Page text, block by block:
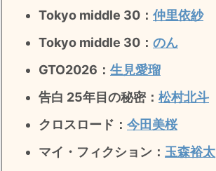
田中圭
女子アナ衣装
・バラエティ番組衣裳
Tokyo middle 30： 仲里依紗
Tokyo middle 30： のん
GTO2026： 生見愛瑠
告白 25年目の秘密： 松村北斗
クロスロード： 今田美桜
マイ・フィクション： 玉森裕太